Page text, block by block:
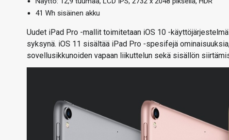
41 Wh sisäinen akku
Uudet iPad Pro -mallit toimitetaan iOS 10 -
syksynä. iOS 11 sisältää iPad Pro -spesifejä
sovellusikkunoiden vapaan liikuttelun sekä sisällön